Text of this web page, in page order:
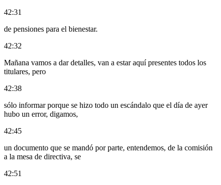
42:31
de pensiones para el bienestar.
42:32
Mañana vamos a dar detalles, van a estar aquí presentes todos los
titulares, pero
42:38
sólo informar porque se hizo todo un escándalo que el día de ayer
hubo un error, digamos,
42:45
un documento que se mandó por parte, entendemos, de la comisión
a la mesa de directiva, se
42:51